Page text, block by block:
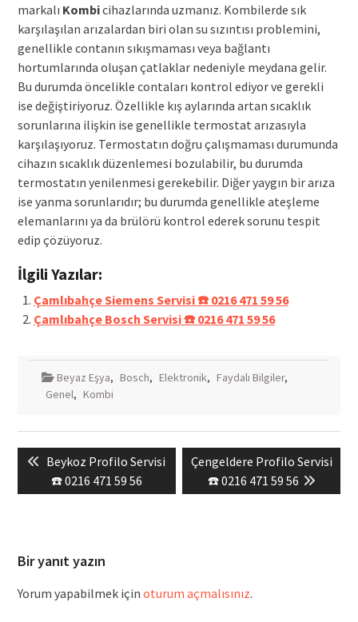
markalı Kombicihazlarında uzmanız. Kombilerde sık
karşılaşılan arızalardan biri olan su sızıntısı problemini,
genellikle contanın sıkışmaması veya bağlantı
hortumlarında oluşan çatlaklar nedeniyle meydana gelir.
Bu durumda öncelikle contaları kontrol ediyor ve gerekli
ise değiştiriyoruz. Özellikle kış aylarında artan sıcaklık
sorunlarına ilişkin ise genellikle termostat arızasıyla
karşılaşıyoruz. Termostatın doğru çalışmaması durumunda
cihazın sıcaklık düzenlemesi bozulabilir, bu durumda
termostatın yenilenmesi gerekebilir. Diğer yaygın bir arıza
ise yanma sorunlarıdır; bu durumda genellikle ateşleme
elemanlarını ya da brülörü kontrol ederek sorunu tespit
edip çözüyoruz.
İlgili Yazılar:
Çamlıbahçe Siemens Servisi ☎️ 0216 471 59 56
Çamlıbahçe Bosch Servisi ☎️ 0216 471 59 56
Beyaz Eşya, Bosch, Elektronik, Faydalı Bilgiler,
Genel, Kombi
gezinmesi
Previous
post:
Beykoz Profilo Servisi
☎️ 0216 471 59 56
Next
post:
Çengeldere Profilo Servisi
☎️ 0216 471 59 56
Bir yanıt yazın
Yorum yapabilmek için oturum açmalısınız.